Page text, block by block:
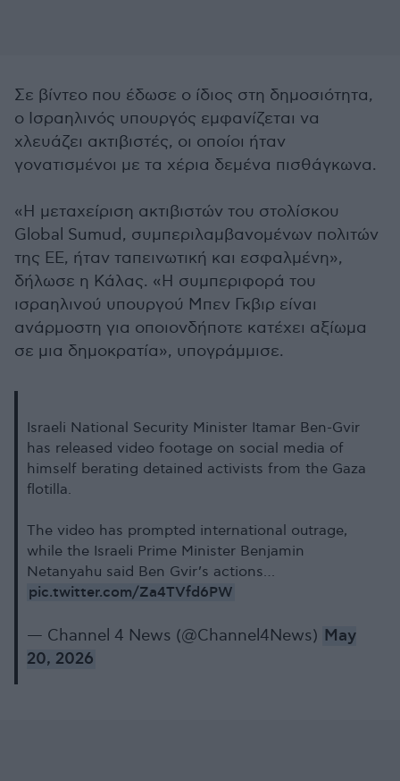
Σε βίντεο που έδωσε ο ίδιος στη δημοσιότητα,
ο Ισραηλινός υπουργός εμφανίζεται να
χλευάζει ακτιβιστές, οι οποίοι ήταν
γονατισμένοι με τα χέρια δεμένα πισθάγκωνα.
«Η μεταχείριση ακτιβιστών του στολίσκου
Global Sumud, συμπεριλαμβανομένων πολιτών
της ΕΕ, ήταν ταπεινωτική και εσφαλμένη»,
δήλωσε η Κάλας. «Η συμπεριφορά του
ισραηλινού υπουργού Μπεν Γκβιρ είναι
ανάρμοστη για οποιονδήποτε κατέχει αξίωμα
σε μια δημοκρατία», υπογράμμισε.
Israeli National Security Minister Itamar Ben-Gvir
has released video footage on social media of
himself berating detained activists from the Gaza
flotilla.
The video has prompted international outrage,
while the Israeli Prime Minister Benjamin
Netanyahu said Ben Gvir’s actions…
pic.twitter.com/Za4TVfd6PW
— Channel 4 News (@Channel4News) May
20, 2026